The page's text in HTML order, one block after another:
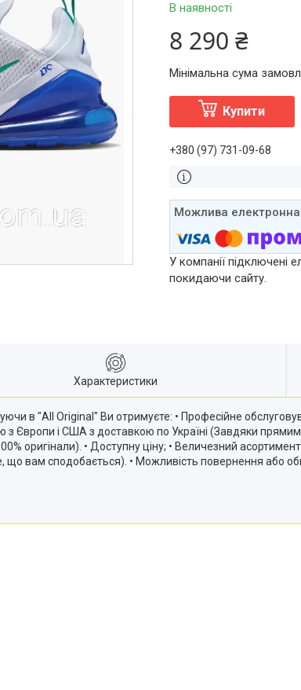
В наявності
8 290 ₴
Мінімальна сума
Купити
+380 (97) 731-09-68
У компанії підключені
покидаючи сайту.
Характеристики
в "All Original" Ви отримуєте: • Професійне
з Європи і США з доставкою по Україні (Завдяки
оригінали). • Доступну ціну; • Величезний
що вам сподобається). • Можливість повернення або